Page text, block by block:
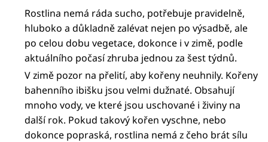
Rostlina nemá ráda sucho, potřebuje pravidelně,
hluboko a důkladně zalévat nejen po výsadbě, ale
po celou dobu vegetace, dokonce i v zimě, podle
aktuálního počasí zhruba jednou za šest týdnů.
V zimě pozor na přelití, aby kořeny neuhnily. Kořeny
bahenního ibišku jsou velmi dužnaté. Obsahují
mnoho vody, ve které jsou uschované i živiny na
další rok. Pokud takový kořen vyschne, nebo
dokonce popraská, rostlina nemá z čeho brát sílu